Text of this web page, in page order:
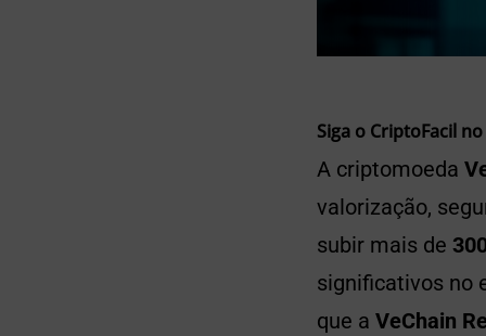
Siga o CriptoFacil no
A criptomoeda
valorização,
subir mais de
significativos no
que a VeChain